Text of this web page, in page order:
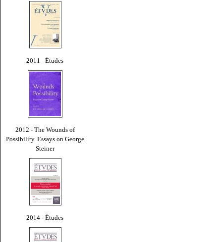
2011 - Études
2012 - The Wounds of
Possibility. Essays on George
Steiner
2014 - Études